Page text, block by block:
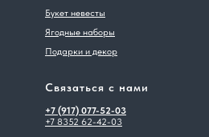
Букет невесты
Ягодные наборы
Подарки и декор
Связаться с нами
+7 (917) 077-52-03
+7 8352 62-42-03